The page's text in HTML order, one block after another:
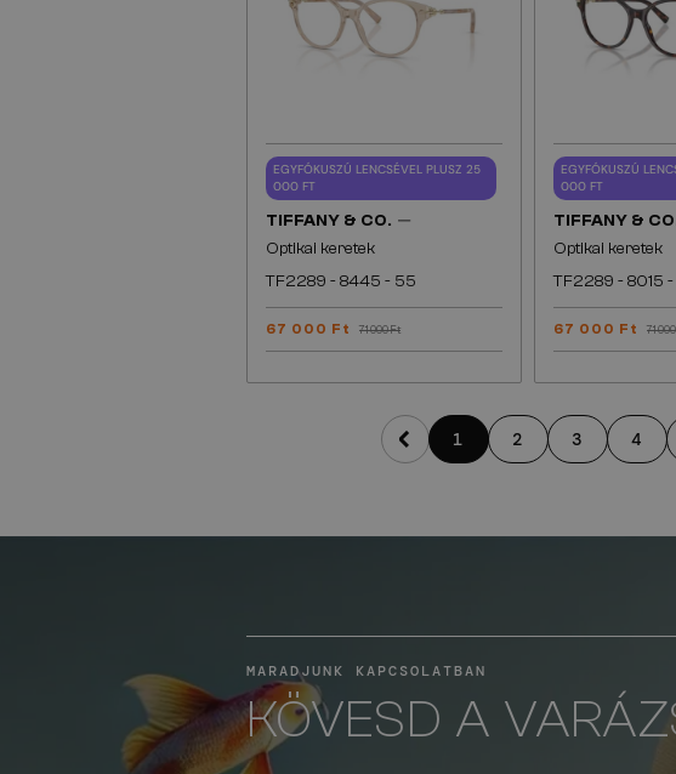
EGYFÓKUSZÚ LENCSÉVEL PLUSZ 25
000 FT
TIFFANY & CO. —
Optikai keretek
TF2289 - 8445 - 55
67 000 Ft 71 000 Ft
EGYFÓKUSZÚ
000 FT
TIFFANY &
Optikai keretek
TF2289 - 8015
67 000 Ft 71
1 2 3 4
MARADJUNK KAPCSOLATBAN
KÖVESD A